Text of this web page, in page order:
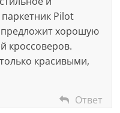
Pilot
хорошую
кроссоверов.
красивыми,
Ответ